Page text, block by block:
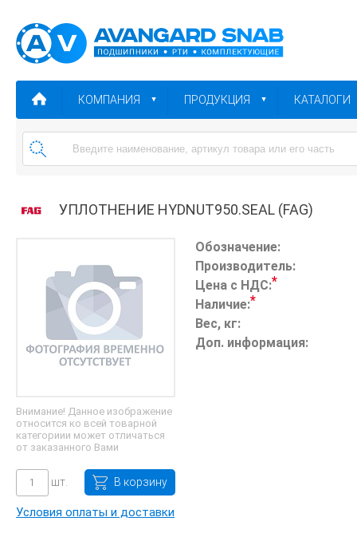
КОМПАНИЯ ПРОДУКЦИЯ КАТАЛОГИ
УПЛОТНЕНИЕ HYDNUT950.SEAL (FAG)
Внимание! Данное изображение
относится ко всей товарной
категориии может отличаться
от заказанного Вами
шт. В корзину
Условия оплаты и доставки
Обозначение:
Производитель:
Цена с НДС:*
Наличие:*
Вес, кг:
Доп. информация: